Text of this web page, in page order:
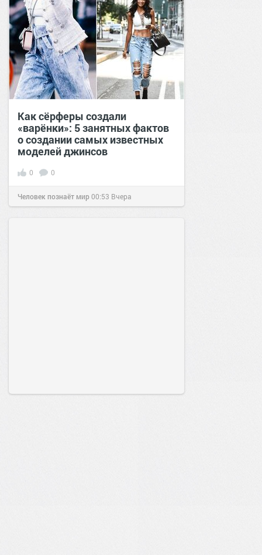
Как сёрферы создали
«варёнки»: 5 занятных фактов
о создании самых известных
моделей джинсов
0 0
Человек познаёт мир00:53 Вчера